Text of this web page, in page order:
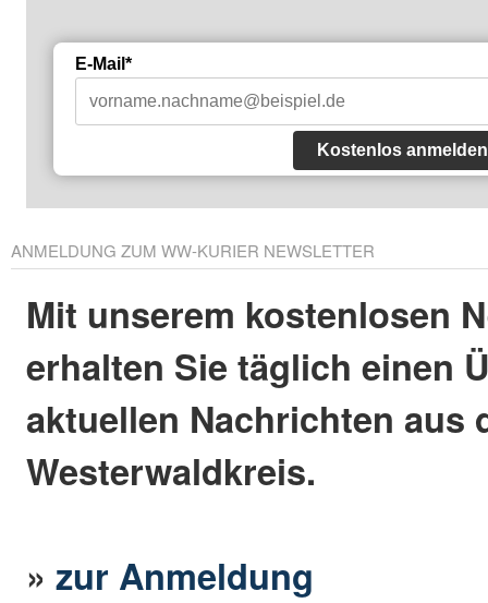
E-Mail*
Kostenlos anmelden
ANMELDUNG ZUM WW-KURIER NEWSLETTER
Mit unserem kostenlosen
erhalten Sie täglich einen
aktuellen Nachrichten aus
Westerwaldkreis.
»zur Anmeldung